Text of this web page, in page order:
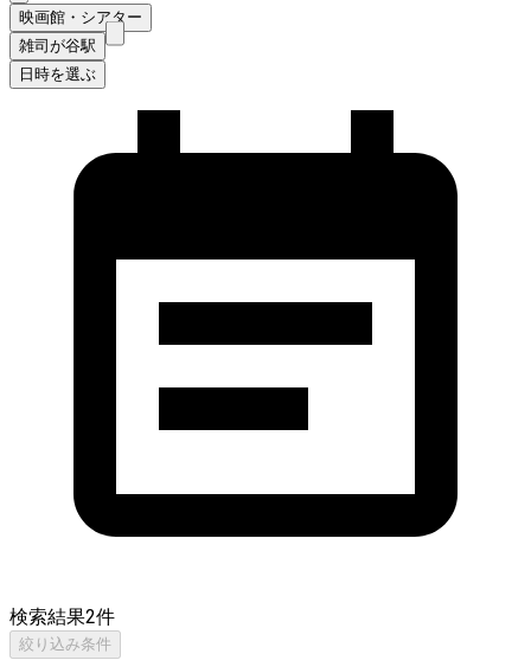
映画館・シアター
雑司が谷駅
日時を選ぶ
検索結果2件
絞り込み条件